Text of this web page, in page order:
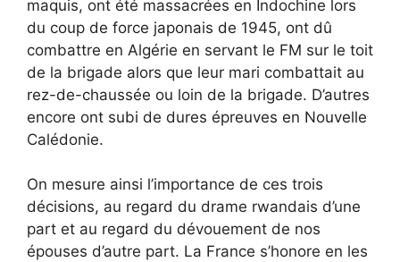
maquis, ont été massacrées en Indochine lors
du coup de force japonais de 1945, ont dû
combattre en Algérie en servant le FM sur le toit
de la brigade alors que leur mari combattait au
rez-de-chaussée ou loin de la brigade. D’autres
encore ont subi de dures épreuves en Nouvelle
Calédonie.
On mesure ainsi l’importance de ces trois
décisions, au regard du drame rwandais d’une
part et au regard du dévouement de nos
épouses d’autre part. La France s’honore en les